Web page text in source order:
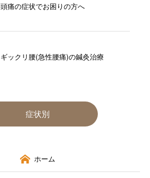
頭痛の症状でお困りの方へ
ギックリ腰(急性腰痛)の鍼灸治療
症状別
ホーム